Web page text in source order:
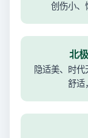
创伤小、
北
隐适美、时
舒适，